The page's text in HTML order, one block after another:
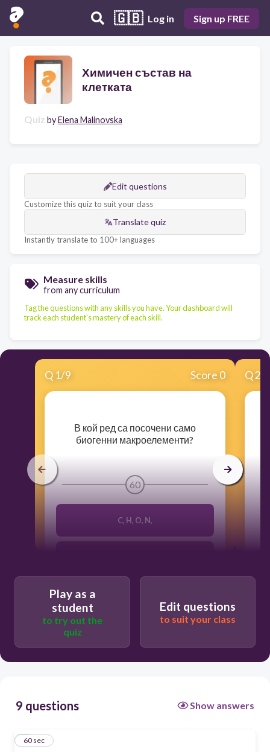
🇬🇧 Log in Sign up FREE
Химичен състав на
клетката
Quiz byElena Malinovska
Edit questions
Customize this quiz to suit your class
Translate quiz
Instantly translate to 100+ languages
Measure skills
from any curriculum
Tag the questions with any skills you have. Your dashboard will
track each student's mastery of each skill.
Q 1/9 Score 0
​В кой ред са посочени само
биогенни макроелементи?
60
C, H, O, N,
Q2
Play as a
student
to try out the
quiz
Edit questions
to suit your class
9 questions Show answers
160 sec